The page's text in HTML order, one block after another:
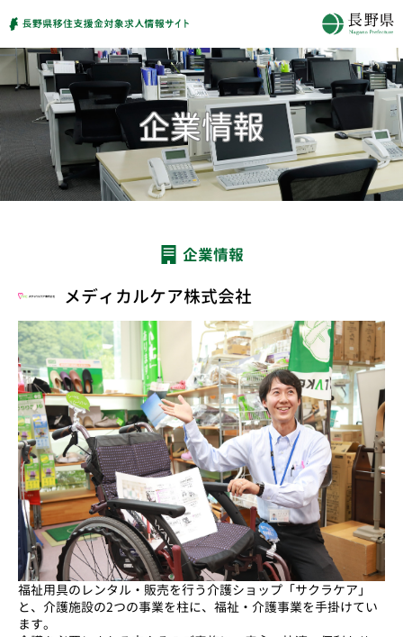
企業情報
メディカルケア株式会社
福祉用具のレンタル・販売を行う介護ショップ「サクラケア」
と、介護施設の2つの事業を柱に、福祉・介護事業を手掛けてい
ます。